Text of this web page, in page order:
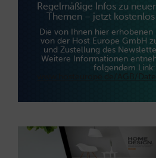
Regelmäßige Infos zu
Themen – jetzt
Die von Ihnen hier erhobenen
von der Host Europe GmbH
und Zustellung des
Weitere Informationen
folgendem Link:
www.hosteurope.de/AGB/